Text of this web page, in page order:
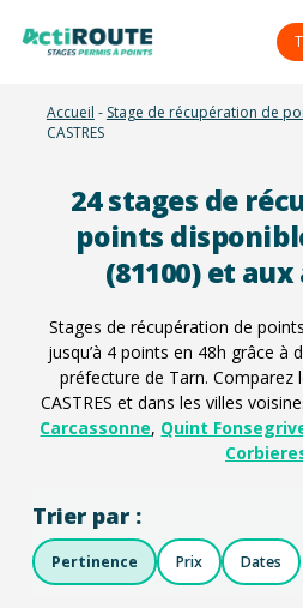
Accueil - Stage de récupération de
CASTRES
24stages de
points
(81100) et
Stages de récupération de
jusqu’à 4 points en 48h grâce à
préfecture de Tarn. Comparez
CASTRES et dans les villes
Carcassonne, Quint
Trier par :
Pertinence Prix Dates